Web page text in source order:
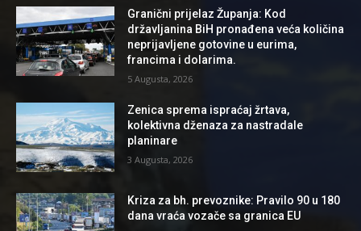
Granični prijelaz Županja: Kod
državljanina BiH pronađena veća količina
neprijavljene gotovine u eurima,
francima i dolarima.
5 Augusta, 2026
Zenica sprema ispraćaj žrtava,
kolektivna dženaza za nastradale
planinare
3 Augusta, 2026
Kriza za bh. prevoznike: Pravilo 90 u 180
dana vraća vozače sa granica EU